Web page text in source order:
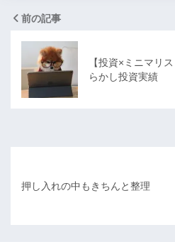
前の記事
【投資×ミニマリ
らかし投資実績
押し入れの中もきちんと整理